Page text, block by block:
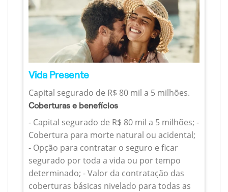
Vida Presente
Capital segurado de R$ 80 mil a 5 milhões.
Coberturas e benefícios
- Capital segurado de R$ 80 mil a 5 milhões; -
Cobertura para morte natural ou acidental;
- Opção para contratar o seguro e ficar
segurado por toda a vida ou por tempo
determinado; - Valor da contratação das
coberturas básicas nivelado para todas as